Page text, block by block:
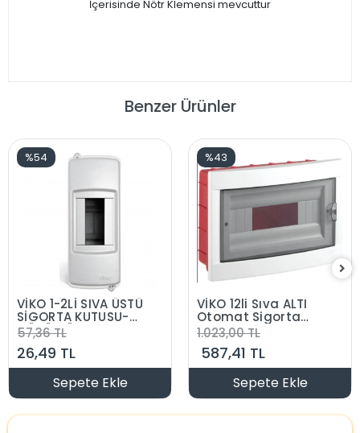
İçerisinde Nötr Klemensi mevcuttur
Benzer Ürünler
%54
VİKO 1-2Lİ SIVA ÜSTÜ
SİGORTA KUTUSU-
MÜHÜRLÜ
57,36 TL
26,49 TL
Sepete Ekle
%43
VİKO 12li Sıva ALTI
Otomat Sigorta
Kutusu - Klemensli
Halogen Free IP40
Onikili S. A.
1.023,00 TL
587,41 TL
Sepete Ekle